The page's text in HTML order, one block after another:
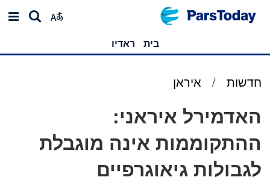
בית ראדיו
חדשות / איראן
האדמירל איראני:
ההתקוממות אינה מוגבלת
לגבולות גיאוגרפיים